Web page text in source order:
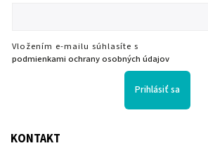
Vložením e-mailu súhlasíte s
podmienkami ochrany osobných údajov
Prihlásiť sa
KONTAKT